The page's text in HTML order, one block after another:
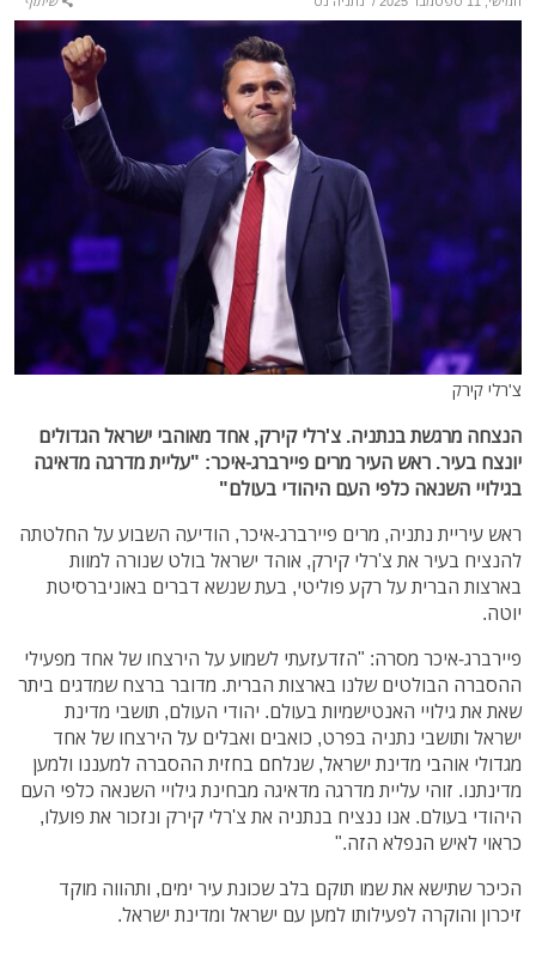
צ'רלי קירק
הנצחה מרגשת בנתניה. צ'רלי קירק, אחד מאוהבי ישראל הגדולים
יונצח בעיר. ראש העיר מרים פיירברג-איכר: "עליית מדרגה מדאיגה
בגילויי השנאה כלפי העם היהודי בעולם"
ראש עיריית נתניה, מרים פיירברג-איכר, הודיעה השבוע על החלטתה
להנציח בעיר את צ'רלי קירק, אוהד ישראל בולט שנורה למוות
בארצות הברית על רקע פוליטי, בעת שנשא דברים באוניברסיטת
יוטה.
פיירברג-איכר מסרה: "הזדעזעתי לשמוע על הירצחו של אחד מפעילי
ההסברה הבולטים שלנו בארצות הברית. מדובר ברצח שמדגים ביתר
שאת את גילויי האנטישמיות בעולם. יהודי העולם, תושבי מדינת
ישראל ותושבי נתניה בפרט, כואבים ואבלים על הירצחו של אחד
מגדולי אוהבי מדינת ישראל, שנלחם בחזית ההסברה למעננו ולמען
מדינתנו. זוהי עליית מדרגה מדאיגה מבחינת גילויי השנאה כלפי העם
היהודי בעולם. אנו ננציח בנתניה את צ'רלי קירק ונזכור את פועלו,
כראוי לאיש הנפלא הזה."
הכיכר שתישא את שמו תוקם בלב שכונת עיר ימים, ותהווה מוקד
זיכרון והוקרה לפעילותו למען עם ישראל ומדינת ישראל.